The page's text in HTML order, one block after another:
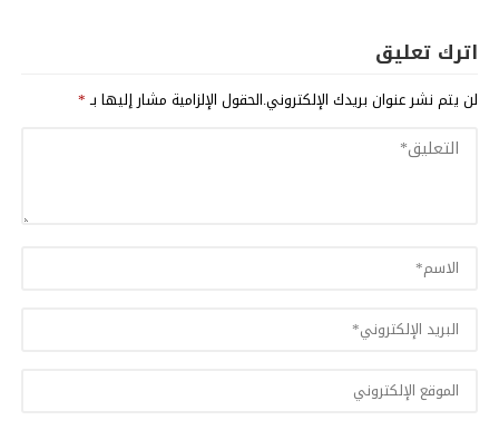
اترك تعليق
لن يتم نشر عنوان بريدك الإلكتروني.الحقول الإلزامية مشار إليها بـ*